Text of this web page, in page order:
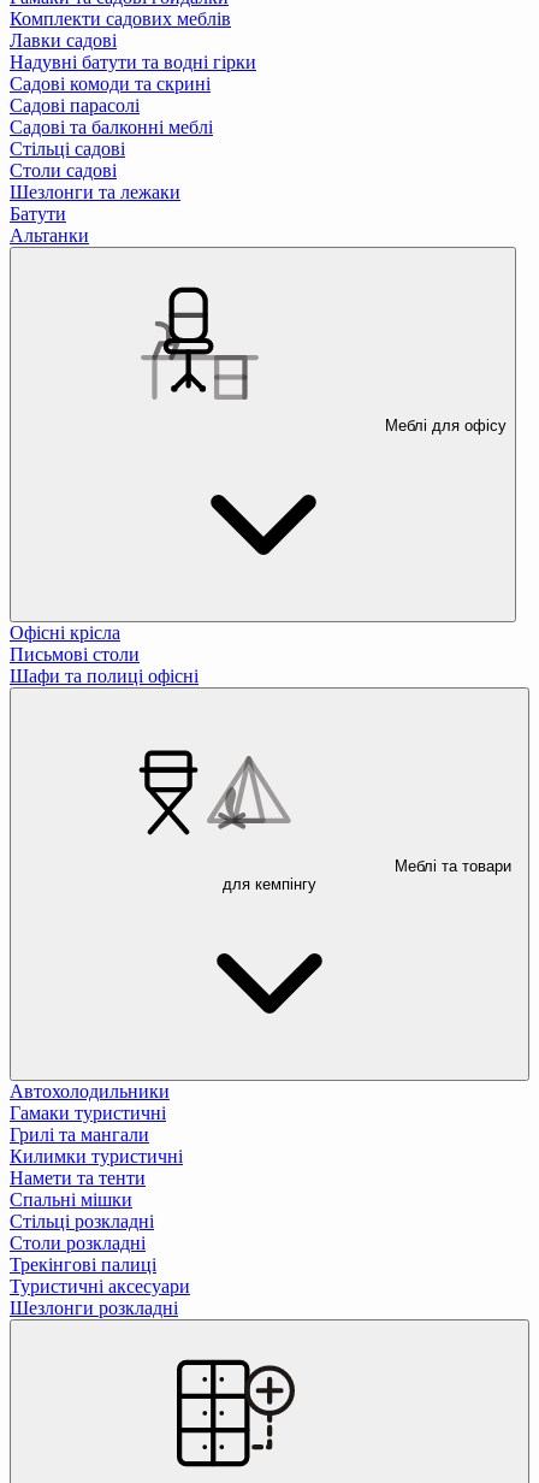
Комплекти садових меблів
Лавки садові
Надувні батути та водні гірки
Садові комоди та скрині
Садові парасолі
Садові та балконні меблі
Стільці садові
Столи садові
Шезлонги та лежаки
Батути
Альтанки
Меблі для офісу
Офісні крісла
Письмові столи
Шафи та полиці офісні
Меблі та товари
для кемпінгу
Автохолодильники
Гамаки туристичні
Грилі та мангали
Килимки туристичні
Намети та тенти
Спальні мішки
Стільці розкладні
Столи розкладні
Трекінгові палиці
Туристичні аксесуари
Шезлонги розкладні